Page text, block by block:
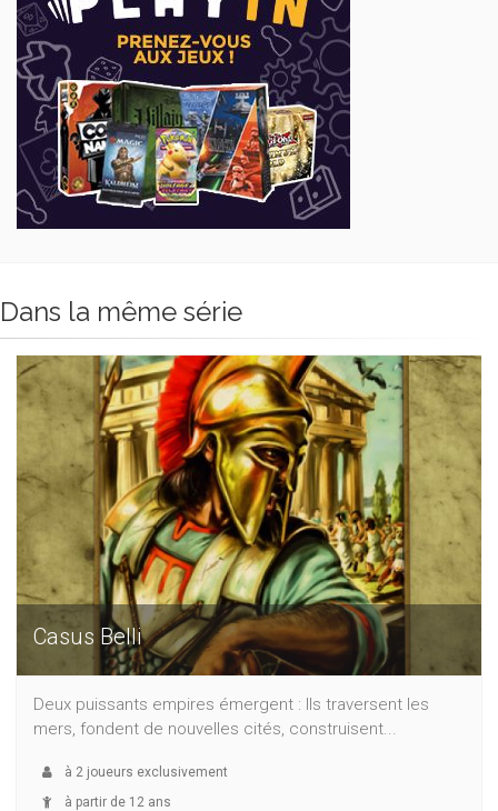
Dans la même série
Casus Belli
Deux puissants empires émergent : Ils traversent les
mers, fondent de nouvelles cités, construisent...
à 2 joueurs exclusivement
à partir de 12 ans